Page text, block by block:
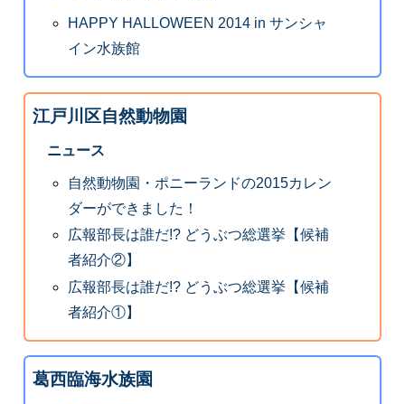
HAPPY HALLOWEEN 2014 in サンシャ
イン水族館
江戸川区自然動物園
ニュース
自然動物園・ポニーランドの2015カレン
ダーができました！
広報部長は誰だ!? どうぶつ総選挙【候補
者紹介②】
広報部長は誰だ!? どうぶつ総選挙【候補
者紹介①】
葛西臨海水族園